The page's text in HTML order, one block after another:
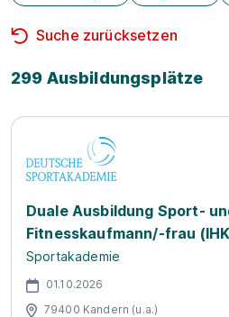
Suche zurücksetzen
299 Ausbildungsplätze
Duale Ausbildung Sport-
Fitnesskaufmann/-frau
Sportakademie
01.10.2026
79400 Kandern (u.a.)